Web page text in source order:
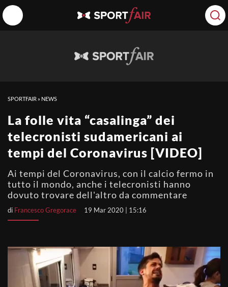
SPORTFAIR » NEWS
La folle vita “casalinga” dei
telecronisti sudamericani ai
tempi del Coronavirus [VIDEO]
Ai tempi del Coronavirus, con il calcio fermo in
tutto il mondo, anche i telecronisti hanno
dovuto trovare dell'altro da commentare
di Francesco Gregorace 19 Mar 2020 | 15:16